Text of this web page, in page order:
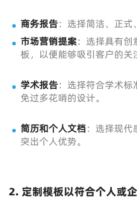
商务报告：选择简洁、正式
市场营销提案：选择具有
板，以便能够吸引客户的关
学术报告：选择符合学术
免过多花哨的设计。
简历和个人文档：选择现代
突出个人优势。
2. 定制模板以符合个人或